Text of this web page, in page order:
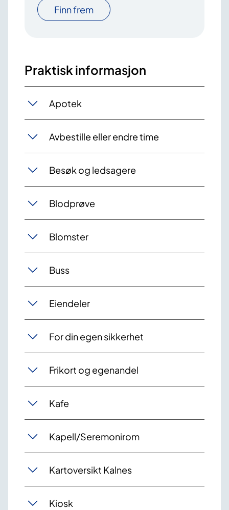
Finn frem
Praktisk informasjon
Apotek
Avbestille eller endre time
Besøk og ledsagere
Blodprøve
Blomster
Buss
Eiendeler
For din egen sikkerhet
Frikort og egenandel
Kafe
Kapell/Seremonirom
Kartoversikt Kalnes
Kiosk